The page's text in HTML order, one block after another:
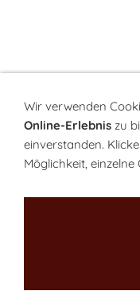
Wir verwenden
Online-Erlebnis zu
einverstanden.
Möglichkeit,